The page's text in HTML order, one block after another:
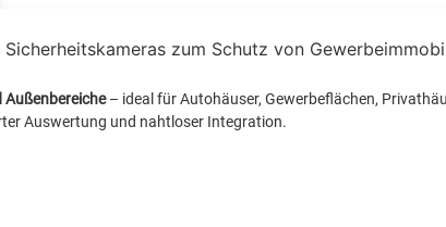
Außenbereiche– ideal für Autohäuser, Gewerbeflächen,
Auswertung und nahtloser Integration.